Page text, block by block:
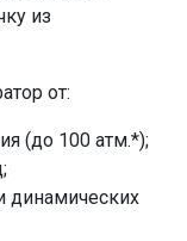
из
от:
(до 100 атм.*);
динамических